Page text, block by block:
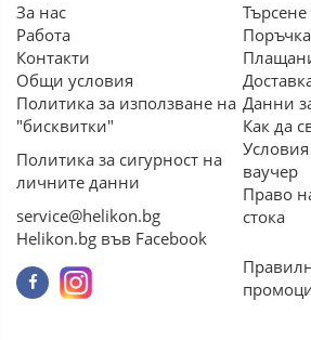
За нас
Работа
Контакти
Общи условия
Политика за използване на
"бисквитки"
Политика за сигурност на
личните данни
service@helikon.bg
Helikon.bg във Facebook
Търсене
Поръчка
Данни
Как да
ваучер
Право
стока